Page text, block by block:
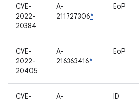
CVE-
2022-
20384
A-
211727306*
EoP
CVE-
2022-
20405
A-
216363416*
EoP
CVE-
A-
ID